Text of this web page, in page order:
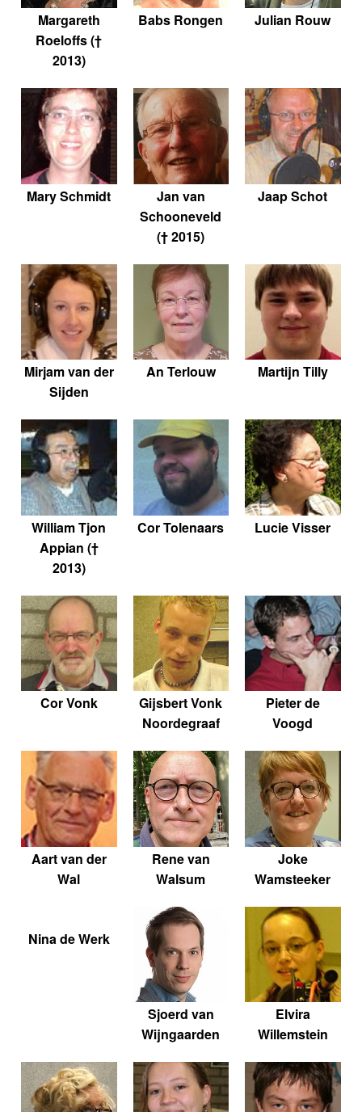
Margareth
Roeloffs (†
2013)
Babs Rongen Julian Rouw
Mary Schmidt
Jan van
Schooneveld
(† 2015)
Jaap Schot
Mirjam van der
Sijden
An Terlouw Martijn Tilly
William Tjon
Appian (†
2013)
Cor Tolenaars Lucie Visser
Cor Vonk
Gijsbert Vonk
Noordegraaf
Pieter de
Voogd
Aart van der
Wal
Rene van
Walsum
Joke
Wamsteeker
Nina de Werk
Sjoerd van
Wijngaarden
Elvira
Willemstein